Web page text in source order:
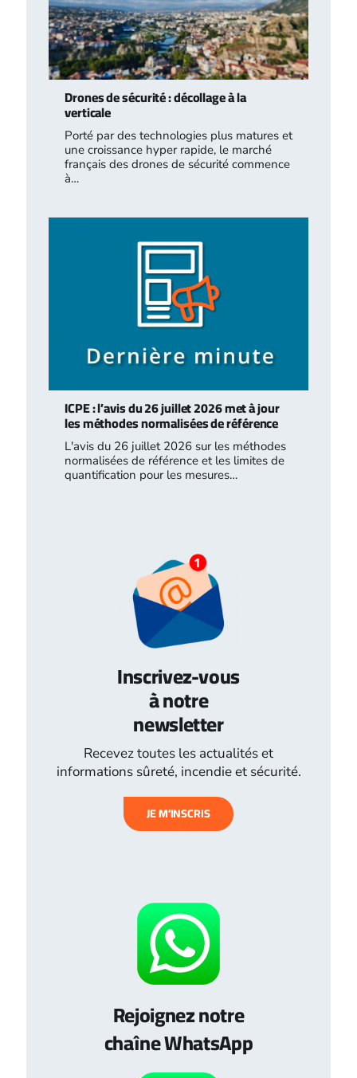
Drones de sécurité : décollage à la
verticale
Porté par des technologies plus matures et
une croissance hyper rapide, le marché
français des drones de sécurité commence
à…
ICPE : l’avis du 26 juillet 2026 met à jour
les méthodes normalisées de référence
L'avis du 26 juillet 2026 sur les méthodes
normalisées de référence et les limites de
quantification pour les mesures…
Inscrivez-vous
à notre
newsletter
Recevez toutes les actualités et
informations sûreté, incendie et sécurité.
JE M’INSCRIS
Rejoignez notre
chaîne WhatsApp